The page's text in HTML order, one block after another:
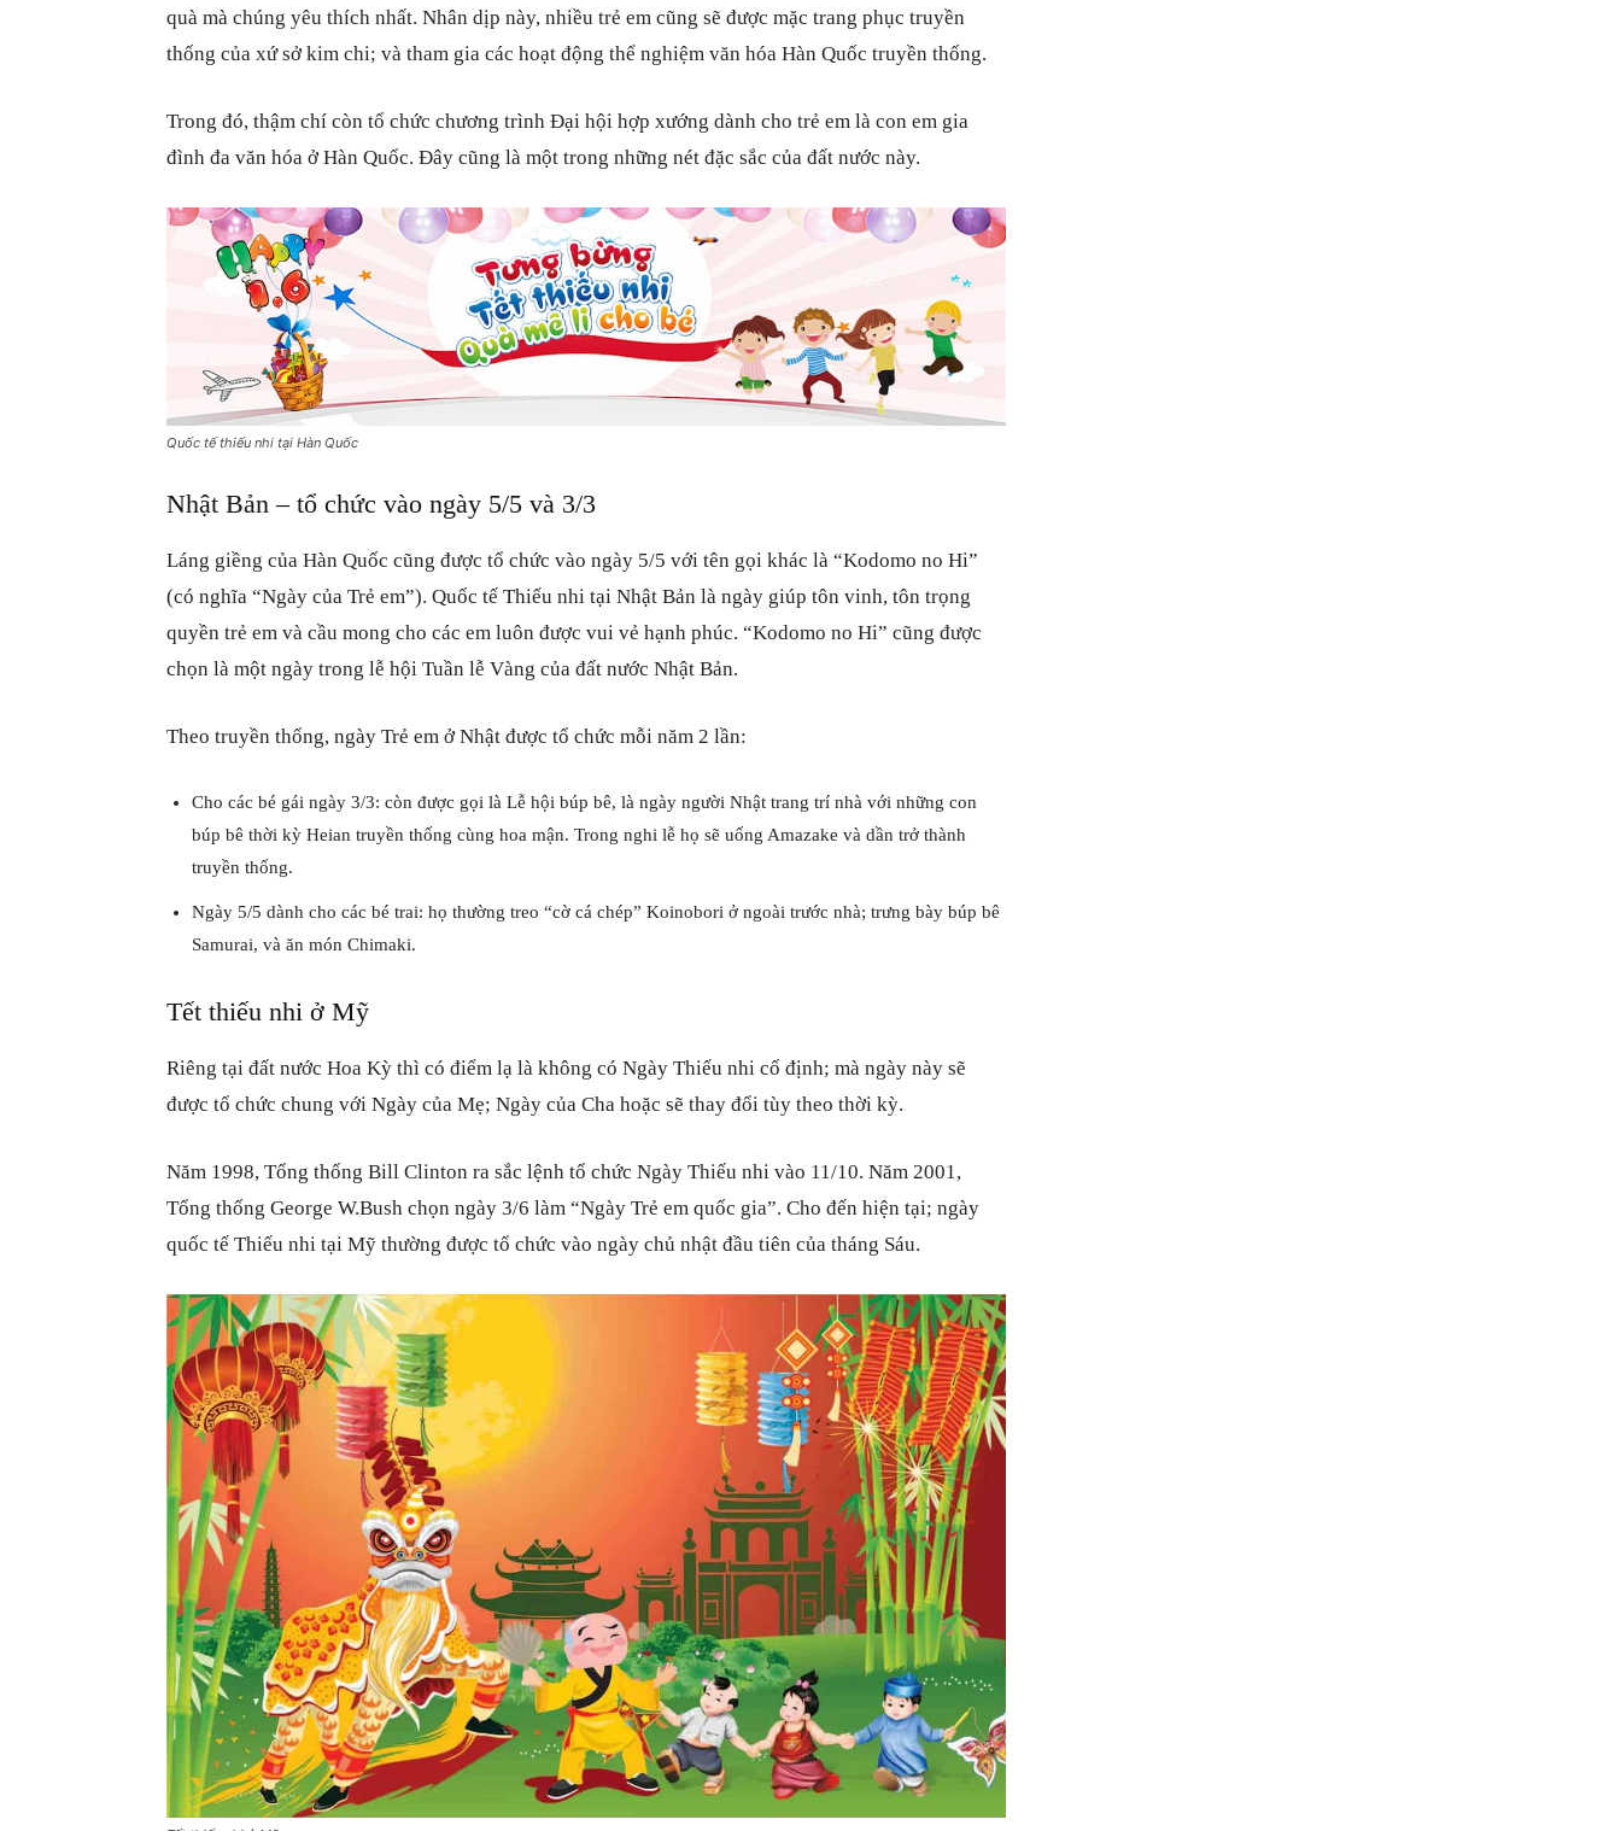
quà mà chúng yêu thích nhất. Nhân dịp này, nhiều trẻ em cũng sẽ được mặc trang phục truyền
thống của xứ sở kim chi; và tham gia các hoạt động thể nghiệm văn hóa Hàn Quốc truyền thống.
Trong đó, thậm chí còn tổ chức chương trình Đại hội hợp xướng dành cho trẻ em là con em gia
đình đa văn hóa ở Hàn Quốc. Đây cũng là một trong những nét đặc sắc của đất nước này.
Quốc tế thiếu nhi tại Hàn Quốc
Nhật Bản – tổ chức vào ngày 5/5 và 3/3
Láng giềng của Hàn Quốc cũng được tổ chức vào ngày 5/5 với tên gọi khác là “Kodomo no Hi”
(có nghĩa “Ngày của Trẻ em”). Quốc tế Thiếu nhi tại Nhật Bản là ngày giúp tôn vinh, tôn trọng
quyền trẻ em và cầu mong cho các em luôn được vui vẻ hạnh phúc. “Kodomo no Hi” cũng được
chọn là một ngày trong lễ hội Tuần lễ Vàng của đất nước Nhật Bản.
Theo truyền thống, ngày Trẻ em ở Nhật được tổ chức mỗi năm 2 lần:
Cho các bé gái ngày 3/3: còn được gọi là Lễ hội búp bê, là ngày người Nhật trang trí nhà với những con
búp bê thời kỳ Heian truyền thống cùng hoa mận. Trong nghi lễ họ sẽ uống Amazake và dần trở thành
truyền thống.
Ngày 5/5 dành cho các bé trai: họ thường treo “cờ cá chép” Koinobori ở ngoài trước nhà; trưng bày búp bê
Samurai, và ăn món Chimaki.
Tết thiếu nhi ở Mỹ
Riêng tại đất nước Hoa Kỳ thì có điểm lạ là không có Ngày Thiếu nhi cố định; mà ngày này sẽ
được tổ chức chung với Ngày của Mẹ; Ngày của Cha hoặc sẽ thay đổi tùy theo thời kỳ.
Năm 1998, Tổng thống Bill Clinton ra sắc lệnh tổ chức Ngày Thiếu nhi vào 11/10. Năm 2001,
Tổng thống George W.Bush chọn ngày 3/6 làm “Ngày Trẻ em quốc gia”. Cho đến hiện tại; ngày
quốc tế Thiếu nhi tại Mỹ thường được tổ chức vào ngày chủ nhật đầu tiên của tháng Sáu.